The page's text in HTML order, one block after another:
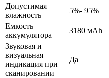
Допустимая
влажность
5%- 95%
Емкость
аккумулятора
3180 мАh
Звуковая и
визуальная
индикация при
сканировании
Да